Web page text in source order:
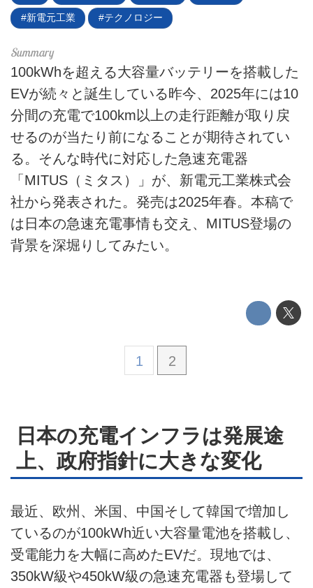
EV
電動バイク
電動キックボード
ライフスタイル
テクノロジー
プライバシーポリシー
お問い合せ
広告掲載について
新電元工業 テクノロジー
100kWhを超える大容量バッテリーを搭載した
EVが続々と誕生している昨今、2025年には10
分間の充電で100km以上の走行距離が取り戻
せるのが当たり前になることが期待されてい
る。そんな時代に対応した急速充電器
「MITUS（ミタス）」が、新電元工業株式会
社から発表された。発売は2025年春。本稿で
は日本の急速充電事情も交え、MITUS登場の
背景を深堀りしてみたい。
1 2
日本の充電インフラは発展途
上、政府指針に大きな変化
最近、欧州、米国、中国そして韓国で増加し
ているのが100kWh近い大容量電池を搭載し、
受電能力を大幅に高めたEVだ。現地では、
350kW級や450kW級の急速充電器も登場して